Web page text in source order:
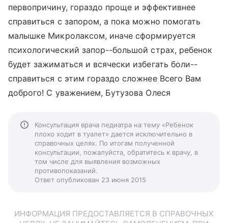
первопричину, гораздо проще и эффективнее
справиться с запором, а пока можно помогать
малышке Микролаксом, иначе сформируется
психологический запор--большой страх, ребенок
будет зажиматься и всячески избегать боли--
справиться с этим гораздо сложнее Всего Вам
доброго! С уважением, Бутузова Олеся
Консультация врача педиатра на тему «Ребенок
плохо ходит в туалет» дается исключительно в
справочных целях. По итогам полученной
консультации, пожалуйста, обратитесь к врачу, в
том числе для выявления возможных
противопоказаний.
Ответ опубликован 23 июня 2015
ИНФОРМАЦИЯ ПРЕДОСТАВЛЯЕТСЯ В СПРАВОЧНЫХ